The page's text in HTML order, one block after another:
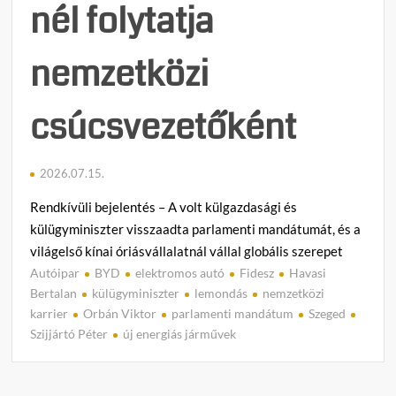
nél folytatja
nemzetközi
csúcsvezetőként
2026.07.15.
Rendkívüli bejelentés – A volt külgazdasági és
külügyminiszter visszaadta parlamenti mandátumát, és a
világelső kínai óriásvállalatnál vállal globális szerepet
Autóipar BYD elektromos autó Fidesz
Havasi
Bertalan
külügyminiszter lemondás
nemzetközi
karrier
Orbán Viktor parlamenti mandátum
Szeged
Szijjártó Péter
új energiás járművek